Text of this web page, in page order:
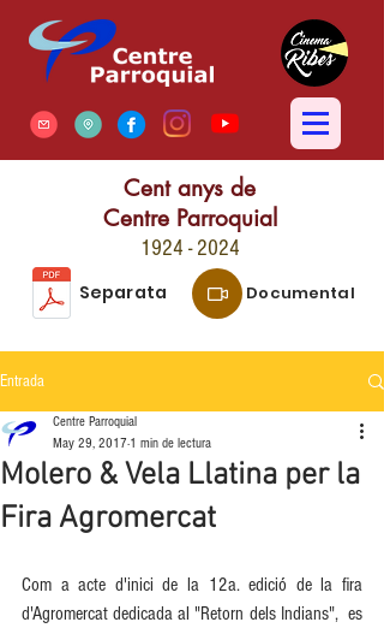
Cent anys de
Centre Parroquial
1924 - 2024
Separata Documental
Entrada
Molero & Vela Llatina per la
Fira Agromercat
Centre Parroquial
May 29, 2017 1 min de lectura
Com a acte d'inici de la 12a. edició de la fira
d'Agromercat dedicada al "Retorn dels Indians",  es